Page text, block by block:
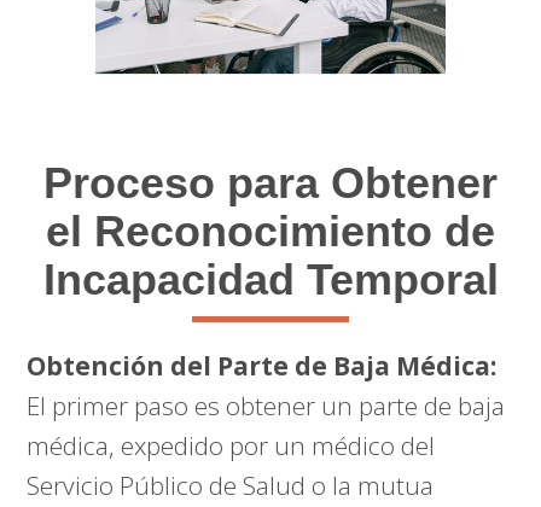
Proceso para Obtener
el Reconocimiento de
Incapacidad Temporal
Obtención del Parte de Baja Médica:
El primer paso es obtener un parte de baja
médica, expedido por un médico del
Servicio Público de Salud o la mutua